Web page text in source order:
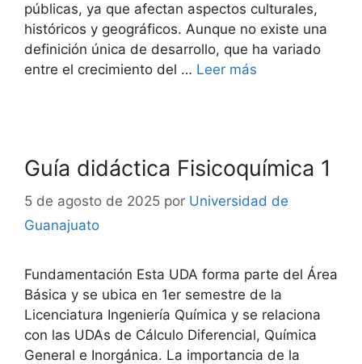
públicas, ya que afectan aspectos culturales,
históricos y geográficos. Aunque no existe una
definición única de desarrollo, que ha variado
entre el crecimiento del … Leer más
Guía didáctica Fisicoquímica 1
5 de agosto de 2025 por Universidad de
Guanajuato
Fundamentación Esta UDA forma parte del Área
Básica y se ubica en 1er semestre de la
Licenciatura Ingeniería Química y se relaciona
con las UDAs de Cálculo Diferencial, Química
General e Inorgánica. La importancia de la